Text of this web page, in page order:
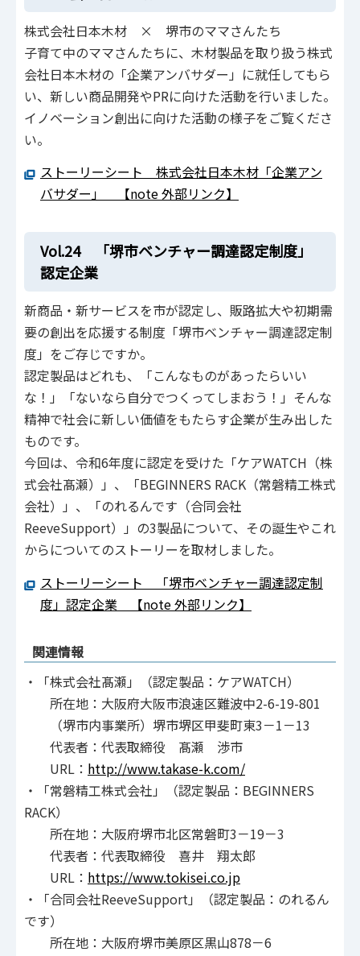
株式会社日本木材 × 堺市のママさんたち
子育て中のママさんたちに、木材製品を取り扱う株式
会社日本木材の「企業アンバサダー」に就任してもら
い、新しい商品開発やPRに向けた活動を行いました。
イノベーション創出に向けた活動の様子をご覧くださ
い。
ストーリーシート 株式会社日本木材「企業アン
バサダー」 【note 外部リンク】
Vol.24 「堺市ベンチャー調達認定制度」
認定企業
新商品・新サービスを市が認定し、販路拡大や初期需
要の創出を応援する制度「堺市ベンチャー調達認定制
度」をご存じですか。
認定製品はどれも、「こんなものがあったらいい
な！」「ないなら自分でつくってしまおう！」そんな
精神で社会に新しい価値をもたらす企業が生み出した
ものです。
今回は、令和6年度に認定を受けた「ケアWATCH（株
式会社髙瀬）」、「BEGINNERS RACK（常磐精工株式
会社）」、「のれるんです（合同会社
ReeveSupport）」の3製品について、その誕生やこれ
からについてのストーリーを取材しました。
ストーリーシート 「堺市ベンチャー調達認定制
度」認定企業 【note 外部リンク】
関連情報
・「株式会社髙瀬」（認定製品：ケアWATCH）
所在地：大阪府大阪市浪速区難波中2-6-19-801
（堺市内事業所）堺市堺区甲斐町東3－1－13
代表者：代表取締役 髙瀬 渉市
URL： http://www.takase-k.com/
・「常磐精工株式会社」（認定製品：BEGINNERS
RACK）
所在地：大阪府堺市北区常磐町3－19－3
代表者：代表取締役 喜井 翔太郎
URL： https://www.tokisei.co.jp
・「合同会社ReeveSupport」（認定製品：のれるん
です）
所在地：大阪府堺市美原区黒山878－6